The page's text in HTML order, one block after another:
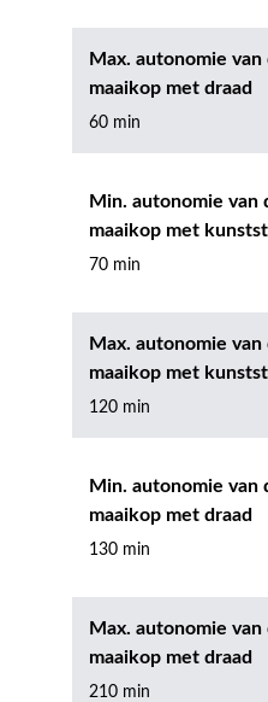
Max. autonomie
maaikop met draad
60 min
Min. autonomie van
maaikop met
70 min
Max. autonomie
maaikop met
120 min
Min. autonomie van
maaikop met draad
130 min
Max. autonomie
maaikop met draad
210 min